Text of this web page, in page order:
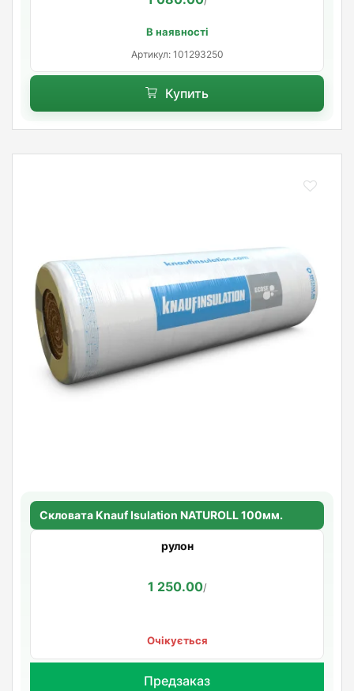
В наявності
Артикул: 101293250
Купить
Скловата Knauf Isulation NATUROLL 100мм.
рулон
1 250.00/
Очікується
Предзаказ